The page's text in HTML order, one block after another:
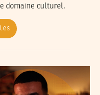
domaine culturel.